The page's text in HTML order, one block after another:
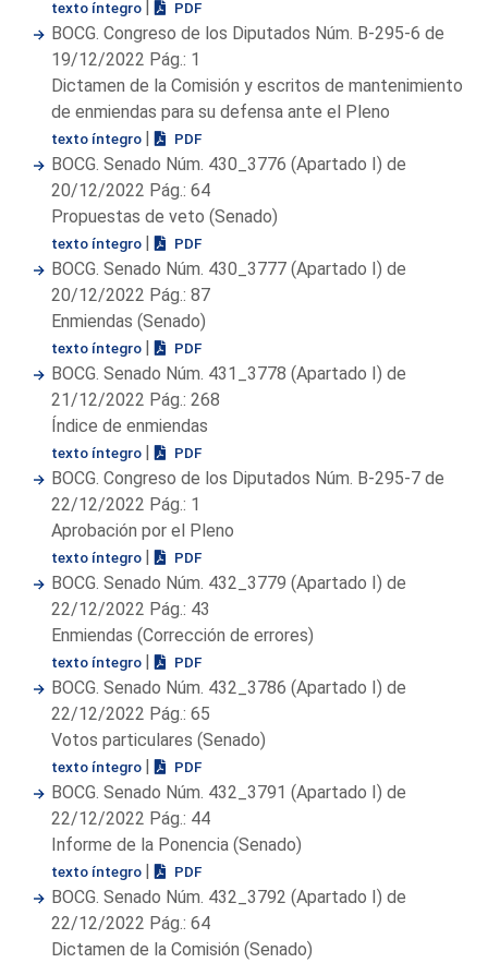
texto íntegro | PDF
BOCG. Congreso de los Diputados Núm. B-295-6 de
19/12/2022 Pág.: 1
Dictamen de la Comisión y escritos de mantenimiento
de enmiendas para su defensa ante el Pleno
texto íntegro | PDF
BOCG. Senado Núm. 430_3776 (Apartado I) de
20/12/2022 Pág.: 64
Propuestas de veto (Senado)
texto íntegro | PDF
BOCG. Senado Núm. 430_3777 (Apartado I) de
20/12/2022 Pág.: 87
Enmiendas (Senado)
texto íntegro | PDF
BOCG. Senado Núm. 431_3778 (Apartado I) de
21/12/2022 Pág.: 268
Índice de enmiendas
texto íntegro | PDF
BOCG. Congreso de los Diputados Núm. B-295-7 de
22/12/2022 Pág.: 1
Aprobación por el Pleno
texto íntegro | PDF
BOCG. Senado Núm. 432_3779 (Apartado I) de
22/12/2022 Pág.: 43
Enmiendas (Corrección de errores)
texto íntegro | PDF
BOCG. Senado Núm. 432_3786 (Apartado I) de
22/12/2022 Pág.: 65
Votos particulares (Senado)
texto íntegro | PDF
BOCG. Senado Núm. 432_3791 (Apartado I) de
22/12/2022 Pág.: 44
Informe de la Ponencia (Senado)
texto íntegro | PDF
BOCG. Senado Núm. 432_3792 (Apartado I) de
22/12/2022 Pág.: 64
Dictamen de la Comisión (Senado)